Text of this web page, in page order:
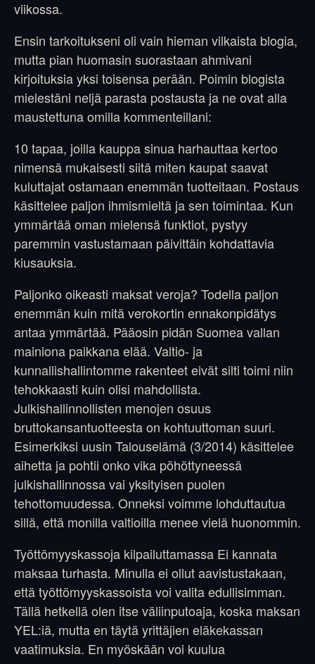
viikossa.
Ensin tarkoitukseni oli vain hieman vilkaista blogia,
mutta pian huomasin suorastaan ahmivani
kirjoituksia yksi toisensa perään. Poimin blogista
mielestäni neljä parasta postausta ja ne ovat alla
maustettuna omilla kommenteillani:
10 tapaa, joilla kauppa sinua harhauttaa kertoo
nimensä mukaisesti siitä miten kaupat saavat
kuluttajat ostamaan enemmän tuotteitaan. Postaus
käsittelee paljon ihmismieltä ja sen toimintaa. Kun
ymmärtää oman mielensä funktiot, pystyy
paremmin vastustamaan päivittäin kohdattavia
kiusauksia.
Paljonko oikeasti maksat veroja? Todella paljon
enemmän kuin mitä verokortin ennakonpidätys
antaa ymmärtää. Pääosin pidän Suomea vallan
mainiona paikkana elää. Valtio- ja
kunnallishallintomme rakenteet eivät silti toimi niin
tehokkaasti kuin olisi mahdollista.
Julkishallinnollisten menojen osuus
bruttokansantuotteesta on kohtuuttoman suuri.
Esimerkiksi uusin Talouselämä (3/2014) käsittelee
aihetta ja pohtii onko vika pöhöttyneessä
julkishallinnossa vai yksityisen puolen
tehottomuudessa. Onneksi voimme lohduttautua
sillä, että monilla valtioilla menee vielä huonommin.
Työttömyyskassoja kilpailuttamassa Ei kannata
maksaa turhasta. Minulla ei ollut aavistustakaan,
että työttömyyskassoista voi valita edullisimman.
Tällä hetkellä olen itse väliinputoaja, koska maksan
YEL:iä, mutta en täytä yrittäjien eläkekassan
vaatimuksia. En myöskään voi kuulua